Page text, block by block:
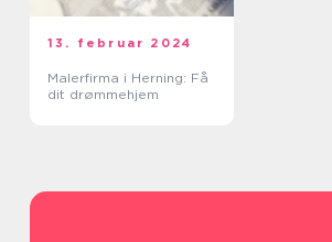
13. februar 2024
Malerfirma i Herning: Få
dit drømmehjem